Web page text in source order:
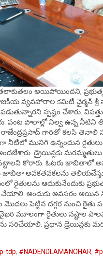
అయిపోయిందని, ప్రభుత్వం
వ్యవహారాల కమిటీ ఛైర్మన్ శ్రీ
స్పష్టం చేశారు.
పొలాల్లో నిల్వ ఉన్న నీటిని
గారితో కలసి తెనాలి
మునిగి ఉన్నందున రైతులు
డ్రైయిన్లకు
కోరారు. ఓటరు జాబితాలో
జాబితా అవకతవకలను
ఆదుకునేందుకు
అందుకు అవసరం అయిన
పెట్టిన దగ్గర నుంచి రైతు
వైఖరి మూలంగా రైతులు నష్టాల
సరిచేయాలి. ప్రధాన డ్రెయిన్లకు
tdp, #NADENDLAMANOHAR,